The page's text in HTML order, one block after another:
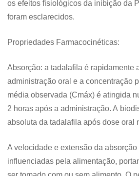
os efeitos fisiológicos da inibição da
foram esclarecidos.
Propriedades Farmacocinéticas:
Absorção: a tadalafila é rapidamente
administração oral e a concentração
média observada (Cmáx) é atingida
2 horas após a administração. A
absoluta da tadalafila após dose oral
A velocidade e extensão da
influenciadas pela alimentação,